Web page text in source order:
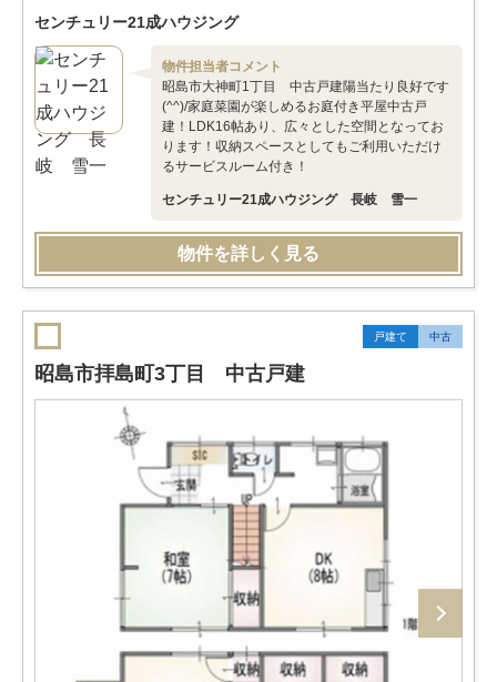
センチュリー21成ハウジング
物件担当者コメント
昭島市大神町1丁目 中古戸建陽当たり良好です
(^^)/家庭菜園が楽しめるお庭付き平屋中古戸
建！LDK16帖あり、広々とした空間となってお
ります！収納スペースとしてもご利用いただけ
るサービスルーム付き！
センチュリー21成ハウジング 長岐 雪一
物件を詳しく見る
戸建て 中古
昭島市拝島町3丁目 中古戸建